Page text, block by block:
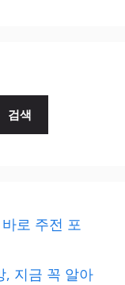
검색
로 주전 포
, 지금 꼭 알아